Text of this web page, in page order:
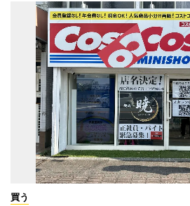
買う